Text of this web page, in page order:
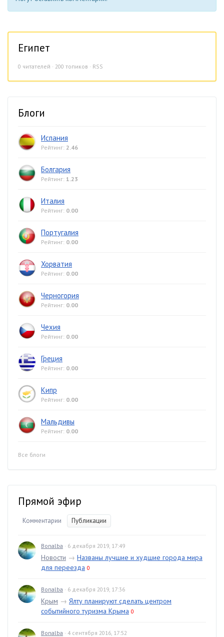
Египет
0 читателей · 200 топиков · RSS
Блоги
Испания
Рейтинг: 2.46
Болгария
Рейтинг: 1.23
Италия
Рейтинг: 0.00
Португалия
Рейтинг: 0.00
Хорватия
Рейтинг: 0.00
Черногория
Рейтинг: 0.00
Чехия
Рейтинг: 0.00
Греция
Рейтинг: 0.00
Кипр
Рейтинг: 0.00
Мальдивы
Рейтинг: 0.00
Все блоги
Прямой эфир
Комментарии Публикации
Bonalba · 6 декабря 2019, 17:49
Новости → Названы лучшие и худшие города мира
для переезда 0
Bonalba · 6 декабря 2019, 17:36
Крым → Ялту планируют сделать центром
событийного туризма Крыма 0
Bonalba · 4 сентября 2016, 17:52